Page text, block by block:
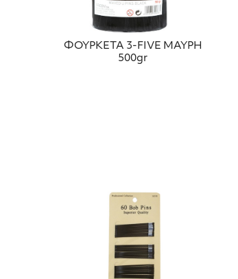
ΦΟΥΡΚΕΤΑ 3-FIVE ΜΑΥΡΗ
500gr